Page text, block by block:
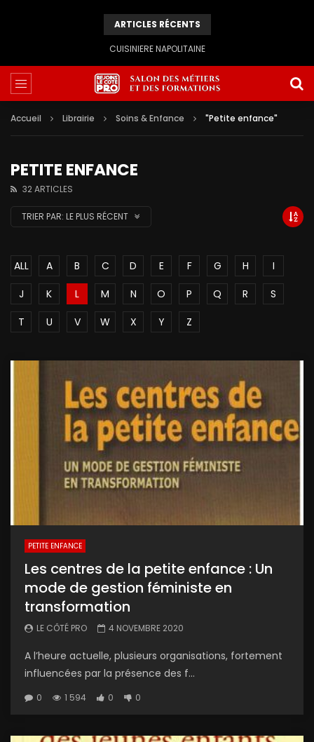
ARTICLES RÉCENTS
CUISINIERE NAPOLITAINE
Accueil Librairie Soins & Enfance "Petite enfance"
PETITE ENFANCE
32 ARTICLES
TRIER PAR: LE PLUS RÉCENT
ALL A B C D E F G H
I
J
K L M N O P Q R
S
T
U V W X Y Z
PETITE ENFANCE
Les centres de la petite enfance : Un
mode de gestion féministe en
transformation
LE CÔTÉ PRO 4 NOVEMBRE 2020
A l’heure actuelle, plusieurs organisations, fortement
influencées par la présence des f...
0 1 594 0 0